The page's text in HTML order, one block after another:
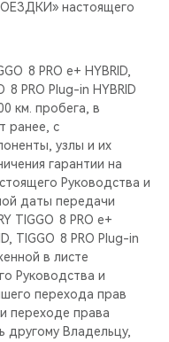
настоящего
8 PRO е+ HYBRID,
8 PRO Plug-in HYBRID
км. пробега, в
ранее, с
узлы и их
гарантии на
Руководства и
даты передачи
TIGGO 8 PRO е+
TIGGO 8 PRO Plug-in
в листе
Руководства и
перехода прав
переходе права
другому Владельцу,